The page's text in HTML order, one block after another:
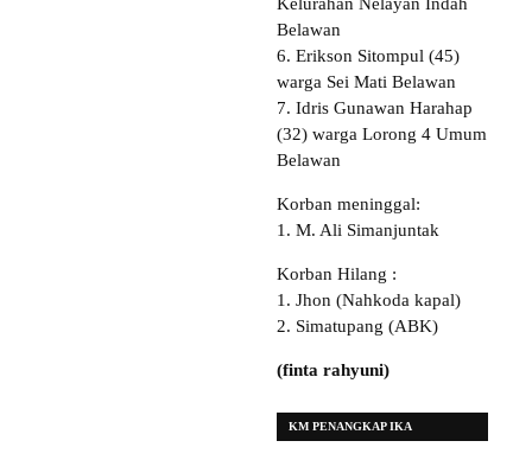
Belawan
6. Erikson Sitompul (45)
warga Sei Mati Belawan
7. Idris Gunawan Harahap
(32) warga Lorong 4 Umum
Belawan
Korban meninggal:
1. M. Ali Simanjuntak
Korban Hilang :
1. Jhon (Nahkoda kapal)
2. Simatupang (ABK)
(finta rahyuni)
KM PENANGKAP IKA